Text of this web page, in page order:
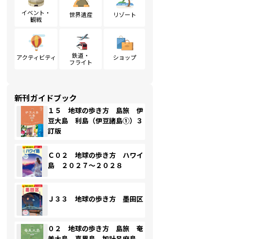
イベント・
観戦
世界遺産 リゾート
アクティビティ
鉄道・
フライト
ショップ
新刊ガイドブック
１５ 地球の歩き方 島旅 伊
豆大島 利島（伊豆諸島①）３
訂版
Ｃ０２ 地球の歩き方 ハワイ
島 ２０２７～２０２８
Ｊ３３ 地球の歩き方 墨田区
０２ 地球の歩き方 島旅 奄